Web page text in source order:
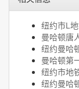
纽约市L
曼哈顿唐
纽约曼哈
曼哈顿第
纽约市地
纽约曼哈